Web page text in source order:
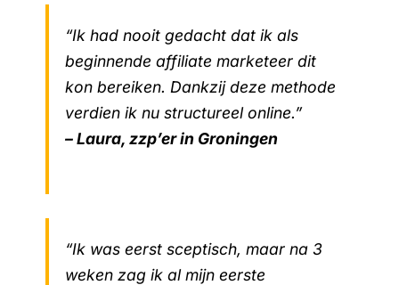
“Ik had nooit gedacht dat ik als
beginnende affiliate marketeer dit
kon bereiken. Dankzij deze methode
verdien ik nu structureel online.”
– Laura, zzp’er in Groningen
“Ik was eerst sceptisch, maar na 3
weken zag ik al mijn eerste